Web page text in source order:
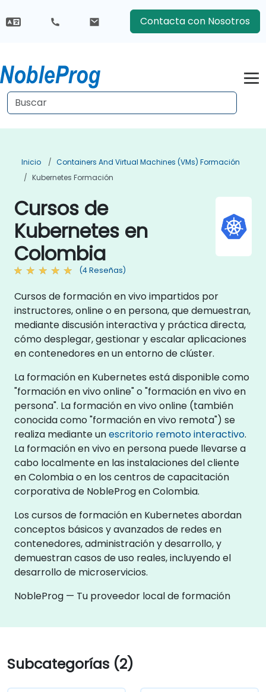
Contacta con Nosotros
Inicio
Containers And Virtual Machines (VMs) Formación
Kubernetes Formación
Cursos de
Kubernetes en
Colombia
(4 Reseñas)
Cursos de formación en vivo impartidos por
instructores, online o en persona, que demuestran,
mediante discusión interactiva y práctica directa,
cómo desplegar, gestionar y escalar aplicaciones
en contenedores en un entorno de clúster.
La formación en Kubernetes está disponible como
"formación en vivo online" o "formación en vivo en
persona". La formación en vivo online (también
conocida como "formación en vivo remota") se
realiza mediante unescritorio remoto interactivo.
La formación en vivo en persona puede llevarse a
cabo localmente en las instalaciones del cliente
en Colombia o en los centros de capacitación
corporativa de NobleProg en Colombia.
Los cursos de formación en Kubernetes abordan
conceptos básicos y avanzados de redes en
contenedores, administración y desarrollo, y
demuestran casos de uso reales, incluyendo el
desarrollo de microservicios.
NobleProg — Tu proveedor local de formación
Subcategorías (2)